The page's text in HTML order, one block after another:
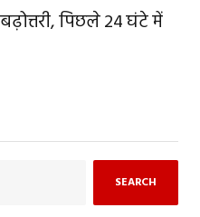
पिछले 24 घंटे में
SEARCH